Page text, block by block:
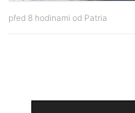
před 8 hodinami od Patria